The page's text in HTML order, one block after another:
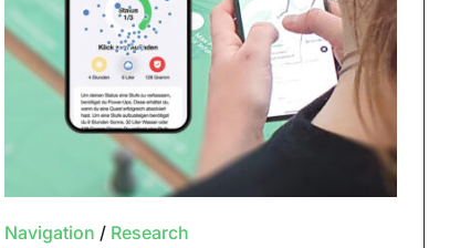
Navigation / Research